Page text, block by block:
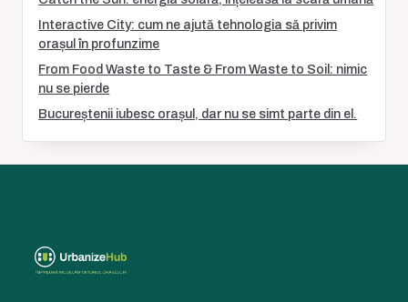
Interactive City: cum ne ajută tehnologia să privim
orașul în profunzime
From Food Waste to Taste & From Waste to Soil: nimic
nu se pierde
Bucureștenii iubesc orașul, dar nu se simt parte din el.